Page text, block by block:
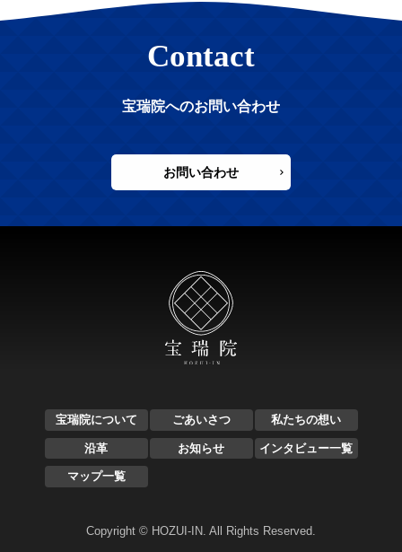
Contact
宝瑞院へのお問い合わせ
お問い合わせ
宝瑞院について ごあいさつ 私たちの想い
沿革 お知らせ インタビュー一覧
マップ一覧
Copyright © HOZUI-IN. All Rights Reserved.